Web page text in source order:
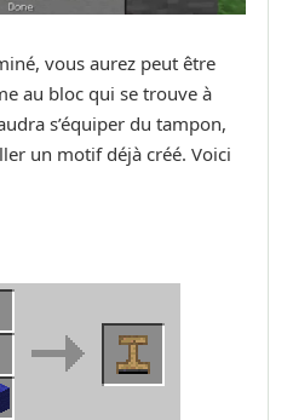
vous aurez peut être
au bloc qui se trouve à
s’équiper du tampon,
un motif déjà créé. Voici